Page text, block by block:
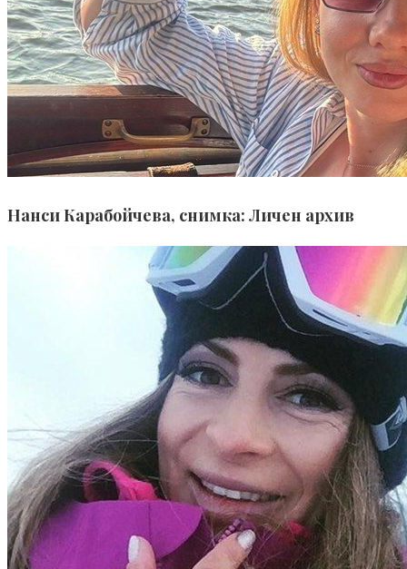
Нанси Карабойчева, снимка: Личен архив